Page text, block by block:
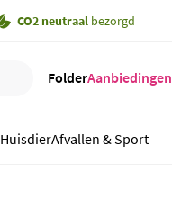
CO2 neutraal bezorgd
FolderAanbiedingen
HuisdierAfvallen & Sport